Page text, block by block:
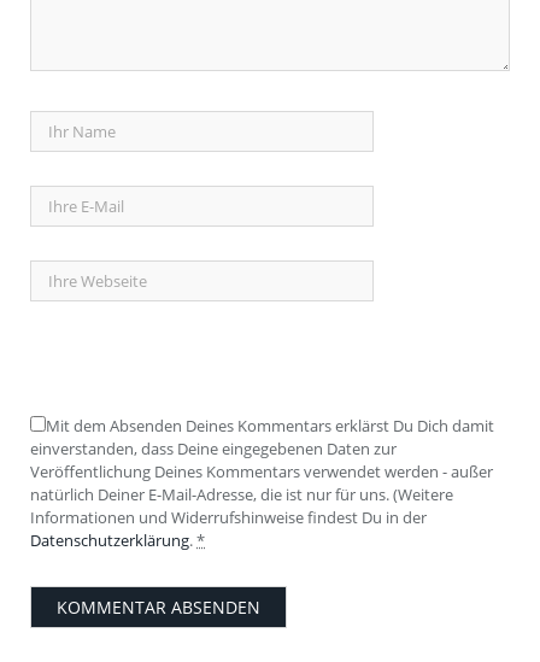
Mit dem Absenden Deines Kommentars erklärst Du Dich damit
einverstanden, dass Deine eingegebenen Daten zur
Veröffentlichung Deines Kommentars verwendet werden - außer
natürlich Deiner E-Mail-Adresse, die ist nur für uns. (Weitere
Informationen und Widerrufshinweise findest Du in der
Datenschutzerklärung.*